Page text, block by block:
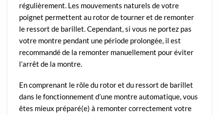
régulièrement. Les mouvements naturels de votre
poignet permettent au rotor de tourner et de remonter
le ressort de barillet. Cependant, si vous ne portez pas
votre montre pendant une période prolongée, il est
recommandé de la remonter manuellement pour éviter
l’arrêt de la montre.
En comprenant le rôle du rotor et du ressort de barillet
dans le fonctionnement d’une montre automatique, vous
êtes mieux préparé(e) à remonter correctement votre